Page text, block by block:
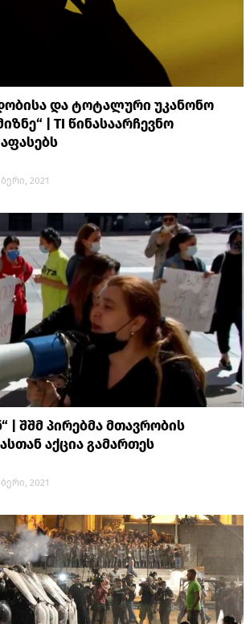
და ტოტალური უკანონო
| TI წინასაარჩევნო
2021
| შშმ პირებმა მთავრობის
აქცია გამართეს
2021